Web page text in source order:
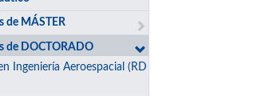
de MÁSTER
de DOCTORADO
Ingeniería Aeroespacial (RD